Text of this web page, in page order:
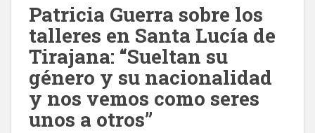
Patricia Guerra sobre los
talleres en Santa Lucía de
Tirajana: “Sueltan su
género y su nacionalidad
y nos vemos como seres
unos a otros”